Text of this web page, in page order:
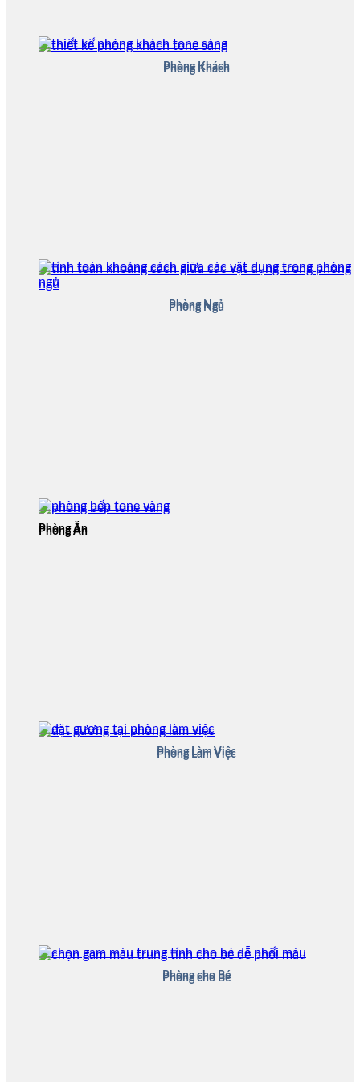
Phòng Khách
Phòng Ngủ
Phòng Ăn
Phòng Làm Việc
Phòng cho Bé
Phòng Khách
Phòng Ngủ
Phòng Ăn
Phòng Làm Việc
Phòng cho Bé